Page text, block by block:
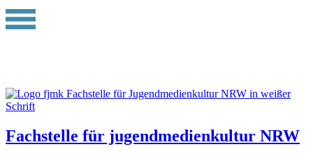
Fachstelle für jugendmedienkultur NRW